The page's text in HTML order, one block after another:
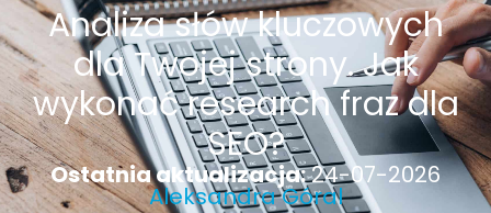
Analiza słów kluczowych
dla Twojej strony. Jak
wykonać research fraz dla
SEO?
Ostatnia aktualizacja:24-07-2026
Aleksandra Góral